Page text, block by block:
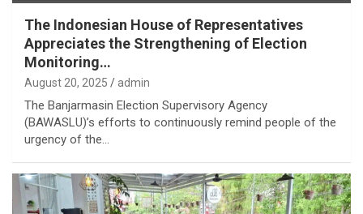
The Indonesian House of Representatives
Appreciates the Strengthening of Election
Monitoring…
August 20, 2025 admin
The Banjarmasin Election Supervisory Agency
(BAWASLU)’s efforts to continuously remind people of the
urgency of the…